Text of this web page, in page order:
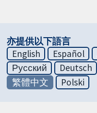
亦提供以下語言
English
Español
Русский
Deutsch
繁體中文
Polski